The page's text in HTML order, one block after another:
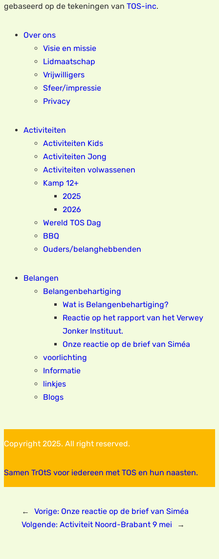
gebaseerd op de tekeningen van TOS-inc.
Over ons
Visie en missie
Lidmaatschap
Vrijwilligers
Sfeer/impressie
Privacy
Activiteiten
Activiteiten Kids
Activiteiten Jong
Activiteiten volwassenen
Kamp 12+
2025
2026
Wereld TOS Dag
BBQ
Ouders/belanghebbenden
Belangen
Belangenbehartiging
Wat is Belangenbehartiging?
Reactie op het rapport van het Verwey
Jonker Instituut.
Onze reactie op de brief van Siméa
voorlichting
Informatie
linkjes
Blogs
Copyright 2025. All right reserved.
Samen TrOtS voor iedereen met TOS en hun naasten.
← Vorige: Onze reactie op de brief van Siméa
Volgende: Activiteit Noord-Brabant 9 mei →